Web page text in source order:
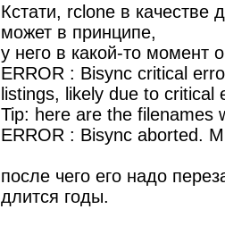
Кстати, rclone в качестве
может в принципе,
у него в какой-то момент
ERROR : Bisync critical
listings, likely due to critical
Tip: here are the filenames
ERROR : Bisync aborted.
после чего его надо
длится годы.